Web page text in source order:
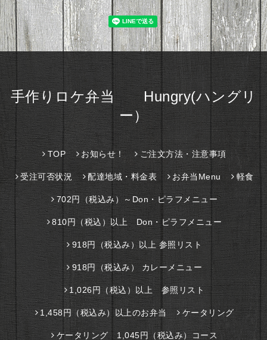
手作りロケ弁当 Hungry(ハングリ
ー）
TOP お知らせ！ ご注文方法・注意事項
受注可否状況 配達地域・料金表 お弁当Menu 軽食
702円（税込み）～Don・ピラフメニュー
810円（税込）以上 Don・ピラフメニュー
918円（税込み）以上 参照リスト
918円（税込み） カレーメニュー
1,026円（税込）以上 参照リスト
1,458円（税込み）以上のお弁当 ケータリング
ケータリング 1,045円（税込み）コース